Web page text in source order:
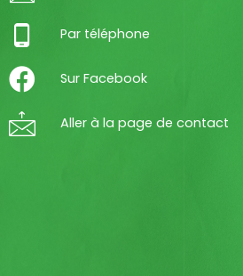
Par téléphone
Sur Facebook
Aller à la page de contact